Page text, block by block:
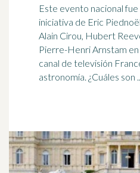
Este evento nacional
iniciativa de Eric
Alain Cirou, Hubert
Pierre-Henri Arnstam
canal de televisión